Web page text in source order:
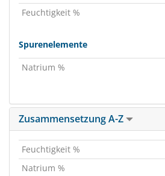
Feuchtigkeit %
Spurenelemente
Natrium %
Zusammensetzung A-Z
Feuchtigkeit %
Natrium %